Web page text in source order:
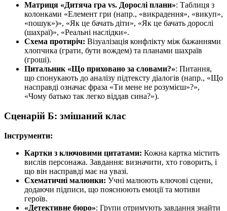
Матриця «Дитяча гра vs. Дорослі плани»: Таблиця з
колонками «Елемент гри (напр., «викрадення», «викуп»,
«пошук»)», «Як це бачать діти», «Як це бачать дорослі
(шахраї)», «Реальні наслідки».
Схема протиріч: Візуалізація конфлікту між бажаннями
хлопчика (грати, бути вождем) та планами шахраїв
(гроші).
Питальник «Що приховано за словами?»: Питання,
що спонукають до аналізу підтексту діалогів (напр., «Що
насправді означає фраза «Ти мене не розумієш»?»,
«Чому батько так легко віддав сина?»).
Сценарій Б: змішаний клас
Інструменти:
Картки з ключовими цитатами: Кожна картка містить
вислів персонажа. Завдання: визначити, хто говорить, і
що він насправді має на увазі.
Схематичні малюнки: Учні малюють ключові сцени,
додаючи підписи, що пояснюють емоції та мотиви
героїв.
«Детективне бюро»: Групи отримують завдання знайти